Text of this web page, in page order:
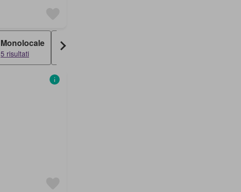
Monolocale
5 risultati
Villa Indipendente
5 risultati